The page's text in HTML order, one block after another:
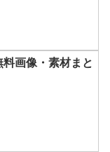
画像・素材まと